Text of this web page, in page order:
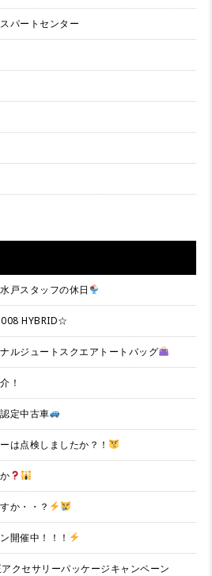
パートセンター
戸スタッフの休日
HYBRID☆
ルジュートスクエアトートバッグ
！
定中古車
は点検しましたか？！
か・・？
開催中！！！
クセサリーパッケージキャンペーン